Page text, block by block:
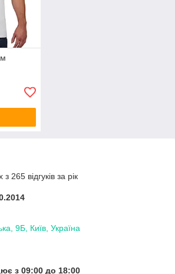
265 відгуків за рік
9Б, Київ, Україна
з 09:00 до 18:00